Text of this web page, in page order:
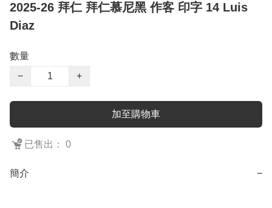
2025-26 拜仁 拜仁慕尼黑 作客 印字 14 Luis
Diaz
數量
−
+
加至購物車
已售出： 0
簡介 −